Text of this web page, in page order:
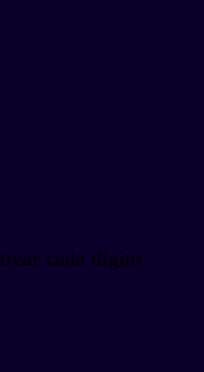
cada dígito